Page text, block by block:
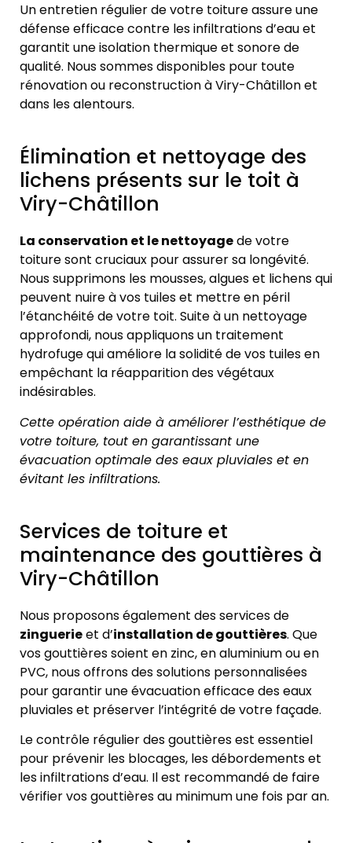
Un entretien régulier de votre toiture assure une
défense efficace contre les infiltrations d’eau et
garantit une isolation thermique et sonore de
qualité. Nous sommes disponibles pour toute
rénovation ou reconstruction à Viry-Châtillon et
dans les alentours.
Élimination et nettoyage des
lichens présents sur le toit à
Viry-Châtillon
La conservation et le nettoyagede votre
toiture sont cruciaux pour assurer sa longévité.
Nous supprimons les mousses, algues et lichens qui
peuvent nuire à vos tuiles et mettre en péril
l’étanchéité de votre toit. Suite à un nettoyage
approfondi, nous appliquons un traitement
hydrofuge qui améliore la solidité de vos tuiles en
empêchant la réapparition des végétaux
indésirables.
Cette opération aide à améliorer l’esthétique de
votre toiture, tout en garantissant une
évacuation optimale des eaux pluviales et en
évitant les infiltrations.
Services de toiture et
maintenance des gouttières à
Viry-Châtillon
Nous proposons également des services de
zinguerieet d’installation de gouttières. Que
vos gouttières soient en zinc, en aluminium ou en
PVC, nous offrons des solutions personnalisées
pour garantir une évacuation efficace des eaux
pluviales et préserver l’intégrité de votre façade.
Le contrôle régulier des gouttières est essentiel
pour prévenir les blocages, les débordements et
les infiltrations d’eau. Il est recommandé de faire
vérifier vos gouttières au minimum une fois par an.